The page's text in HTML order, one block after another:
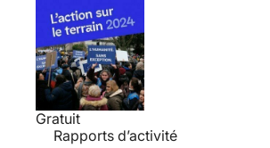
Gratuit
Rapports d’activité